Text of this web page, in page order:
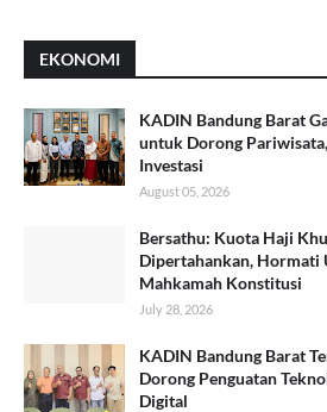
EKONOMI
KADIN Bandung Barat
untuk Dorong
Investasi
August 05, 2026
Bersathu: Kuota Haji
Dipertahankan, Hormati
Mahkamah Konstitusi
July 28, 2026
KADIN Bandung Barat
Dorong Penguatan
Digital